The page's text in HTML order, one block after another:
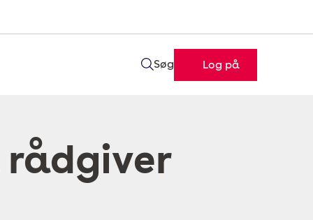
Søg Log på
rådgiver